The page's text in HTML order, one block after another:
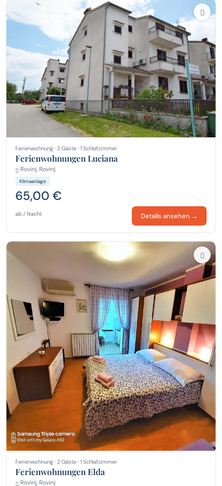
Ferienwohnung · 2 Gäste · 1 Schlafzimmer
Ferienwohnungen Luciana
Rovinj, Rovinj
Klimaanlage
65,00 €
ab / Nacht Details ansehen →
Ferienwohnung · 2 Gäste · 1 Schlafzimmer
Ferienwohnungen Elda
Rovinj, Rovinj